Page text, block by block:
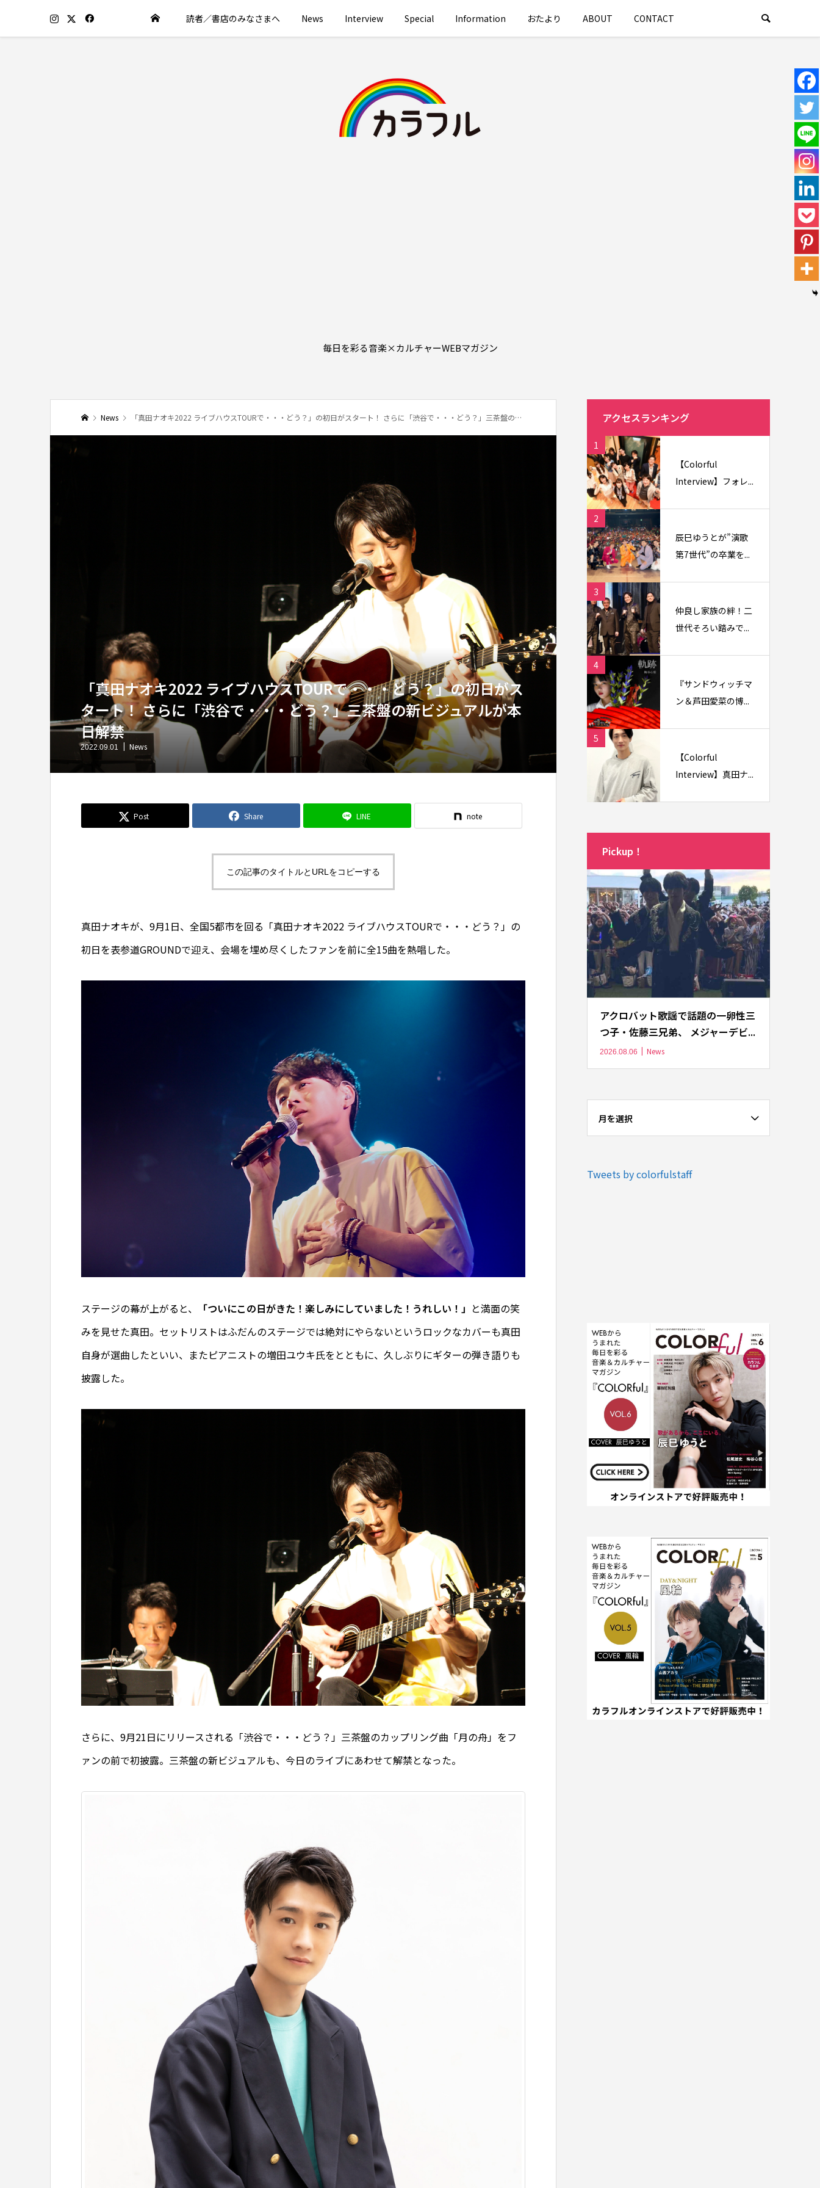
読者／書店のみなさまへ News Interview Special Information おたより ABOUT CONTACT
毎日を彩る音楽×カルチャーWEBマガジン
News 「真田ナオキ2022 ライブハウスTOURで・・・どう？」の初日がスタート！ さらに「渋谷で・・・どう？」三茶盤の新ビジュアルが本日解禁
「真田ナオキ2022 ライブハウスTOURで・・・どう？」の初日がス
タート！ さらに「渋谷で・・・どう？」三茶盤の新ビジュアルが本
日解禁
2022.09.01 News
Post Share LINE note
この記事のタイトルとURLをコピーする
真田ナオキが、9月1日、全国5都市を回る「真田ナオキ2022 ライブハウスTOURで・・・どう？」の
初日を表参道GROUNDで迎え、会場を埋め尽くしたファンを前に全15曲を熱唱した。
ステージの幕が上がると、 「ついにこの日がきた！楽しみにしていました！うれしい！」 と満面の笑
みを見せた真田。セットリストはふだんのステージでは絶対にやらないというロックなカバーも真田
自身が選曲したといい、またピアニストの増田ユウキ氏をとともに、久しぶりにギターの弾き語りも
披露した。
さらに、9月21日にリリースされる「渋谷で・・・どう？」三茶盤のカップリング曲「月の舟」をフ
ァンの前で初披露。三茶盤の新ビジュアルも、今日のライブにあわせて解禁となった。
アクセスランキング
1
【Colorful
Interview】フォレ...
2
辰巳ゆうとが”演歌
第7世代”の卒業を...
3
仲良し家族の絆！二
世代そろい踏みで...
4
『サンドウィッチマ
ン＆芦田愛菜の博...
5
【Colorful
Interview】真田ナ...
Pickup！
アクロバット歌謡で話題の一卵性三
つ子・佐藤三兄弟、 メジャーデビ...
2026.08.06 News
月を選択
Tweets by colorfulstaff